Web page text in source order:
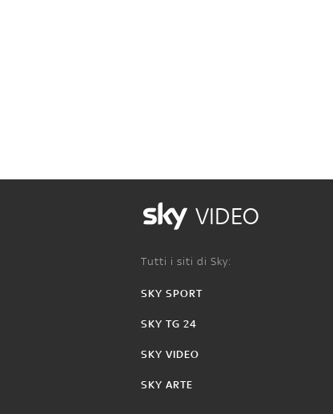
VIDEO
Tutti i siti di Sky:
SKY SPORT
SKY TG 24
SKY VIDEO
SKY ARTE